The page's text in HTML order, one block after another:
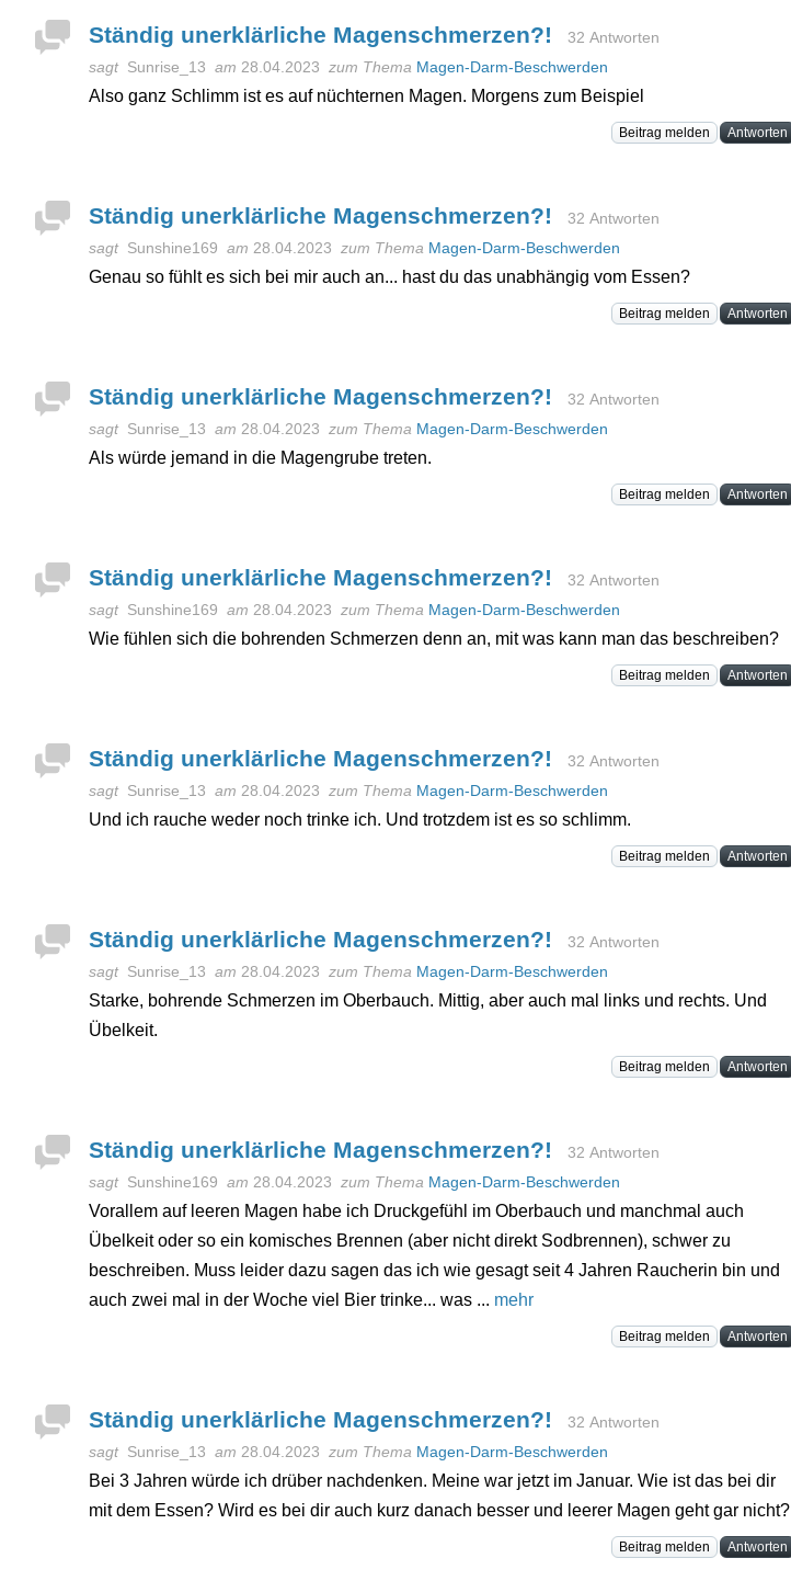
Ständig unerklärliche Magenschmerzen?!
32 Antworten
sagt Sunrise_13 am 28.04.2023 zum Thema Magen-Darm-Beschwerden
Also ganz Schlimm ist es auf nüchternen Magen. Morgens zum Beispiel
Beitrag melden Antworten
Ständig unerklärliche Magenschmerzen?!
32 Antworten
sagt Sunshine169 am 28.04.2023 zum Thema Magen-Darm-Beschwerden
Genau so fühlt es sich bei mir auch an... hast du das unabhängig vom Essen?
Beitrag melden Antworten
Ständig unerklärliche Magenschmerzen?!
32 Antworten
sagt Sunrise_13 am 28.04.2023 zum Thema Magen-Darm-Beschwerden
Als würde jemand in die Magengrube treten.
Beitrag melden Antworten
Ständig unerklärliche Magenschmerzen?!
32 Antworten
sagt Sunshine169 am 28.04.2023 zum Thema Magen-Darm-Beschwerden
Wie fühlen sich die bohrenden Schmerzen denn an, mit was kann man das beschreiben?
Beitrag melden Antworten
Ständig unerklärliche Magenschmerzen?!
32 Antworten
sagt Sunrise_13 am 28.04.2023 zum Thema Magen-Darm-Beschwerden
Und ich rauche weder noch trinke ich. Und trotzdem ist es so schlimm.
Beitrag melden Antworten
Ständig unerklärliche Magenschmerzen?!
32 Antworten
sagt Sunrise_13 am 28.04.2023 zum Thema Magen-Darm-Beschwerden
Starke, bohrende Schmerzen im Oberbauch. Mittig, aber auch mal links und rechts. Und
Übelkeit.
Beitrag melden Antworten
Ständig unerklärliche Magenschmerzen?!
32 Antworten
sagt Sunshine169 am 28.04.2023 zum Thema Magen-Darm-Beschwerden
Vorallem auf leeren Magen habe ich Druckgefühl im Oberbauch und manchmal auch
Übelkeit oder so ein komisches Brennen (aber nicht direkt Sodbrennen), schwer zu
beschreiben. Muss leider dazu sagen das ich wie gesagt seit 4 Jahren Raucherin bin und
auch zwei mal in der Woche viel Bier trinke... was ... mehr
Beitrag melden Antworten
Ständig unerklärliche Magenschmerzen?!
32 Antworten
sagt Sunrise_13 am 28.04.2023 zum Thema Magen-Darm-Beschwerden
Bei 3 Jahren würde ich drüber nachdenken. Meine war jetzt im Januar. Wie ist das bei dir
mit dem Essen? Wird es bei dir auch kurz danach besser und leerer Magen geht gar nicht?
Beitrag melden Antworten